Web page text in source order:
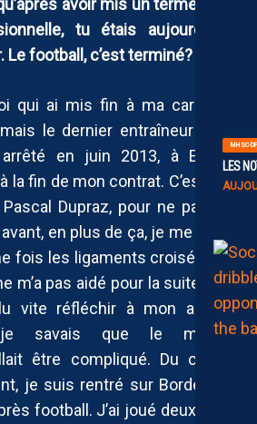
MHSC-
LES
tu étais aujourd’hui
Le football, c’est terminé?
qui ai mis fin à ma carrière
le dernier entraîneur que
arrêté en juin 2013, à Evian
la fin de mon contrat. C’est un
Dupraz, pour ne pas le
en plus de ça, je me suis
fois les ligaments croisés du
m’a pas aidé pour la suite. Du
vite réfléchir à mon après
savais que le milieu
être compliqué. Du coup,
je suis rentré sur Bordeaux
football. J’ai joué deux ans